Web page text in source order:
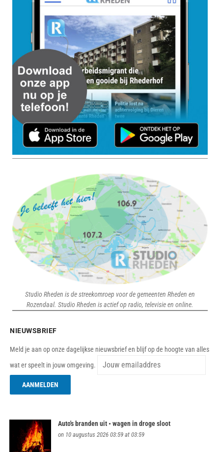
Studio Rheden is de streekomroep voor de gemeenten Rheden en
Rozendaal. Studio Rheden is actief op radio, televisie en online.
NIEUWSBRIEF
Meld je aan op onze dagelijkse nieuwsbrief en blijf op de hoogte van alles
wat er speelt in jouw omgeving.
Auto's branden uit • wagen in droge sloot
on 10 augustus 2026 03:59 at 03:59